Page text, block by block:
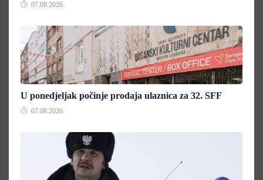
07.08.2026.
U ponedjeljak počinje prodaja ulaznica za 32. SFF
07.08.2026.